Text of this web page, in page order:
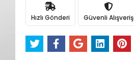
Hızlı Gönderi Güvenli Alışveriş